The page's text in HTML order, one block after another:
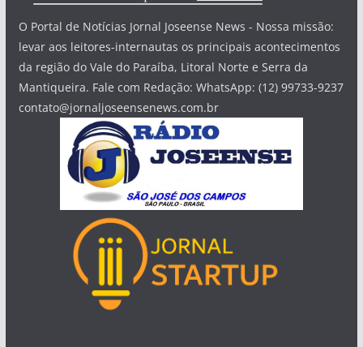
O Portal de Notícias Jornal Joseense News - Nossa missão:
levar aos leitores-internautas os principais acontecimentos
da região do Vale do Paraíba, Litoral Norte e Serra da
Mantiqueira. Fale com Redação: WhatsApp: (12) 99733-9237
contato@jornaljoseensenews.com.br